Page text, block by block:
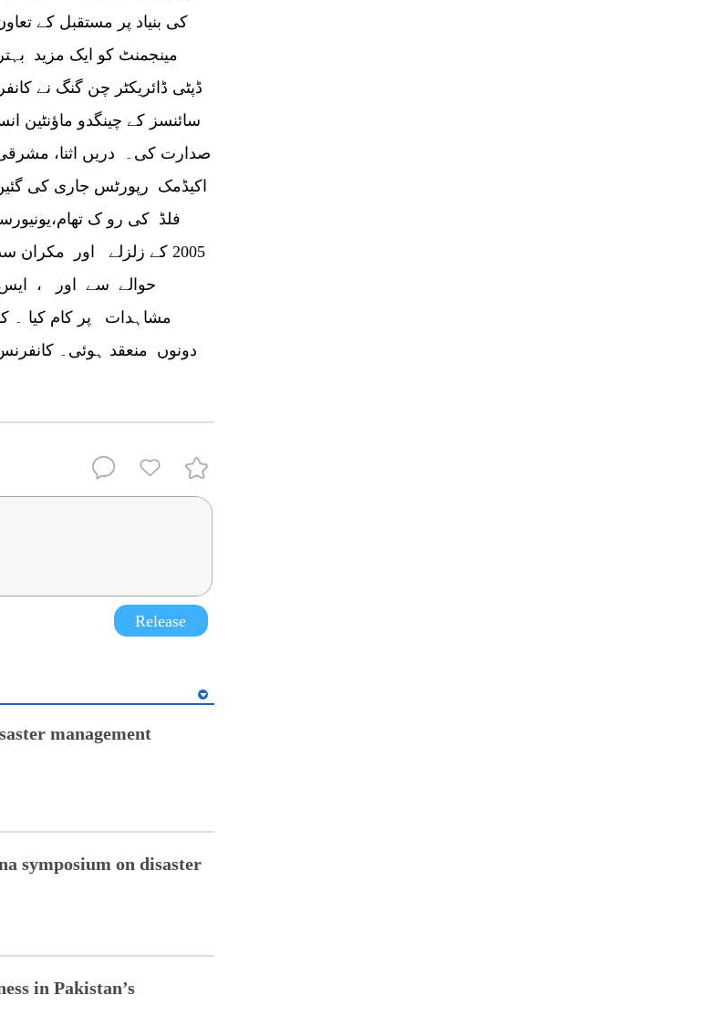
کی بنیاد پر مستقبل کے
مینجمنٹ کو ایک مزید
ڈپٹی ڈائریکٹر چن گنگ نے
سائنسز کے چینگدو ماؤنٹین
صدارت کی۔ دریں اثنا،
اکیڈمک رپورٹس جاری کی
فلڈ کی رو ک
2005 کے زلزلے اور
حوالے سے اور ، ایس
مشاہدات پر کام کیا ۔
Release
management
symposium on disaster
in Pakistan’s